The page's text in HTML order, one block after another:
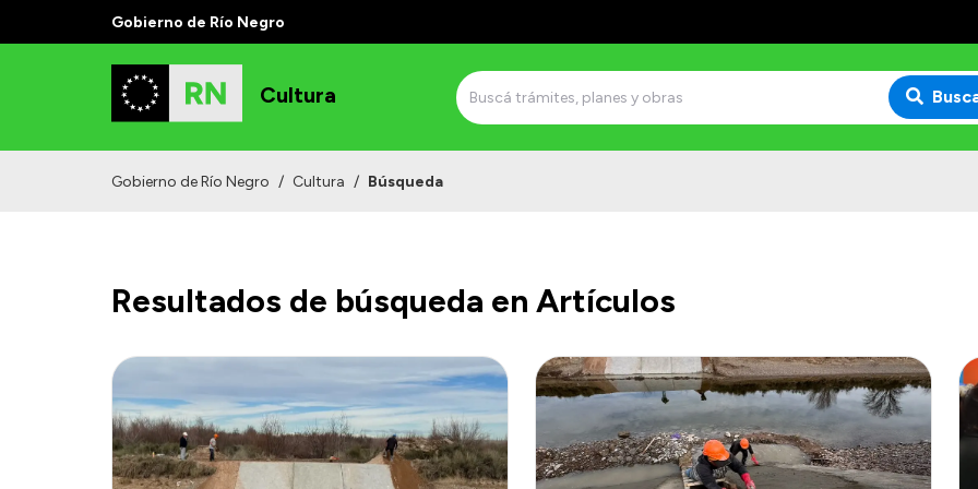
Gobierno de Río Negro
Cultura
Gobierno de Río Negro / Cultura / Búsqueda
Resultados de búsqueda en Artículos